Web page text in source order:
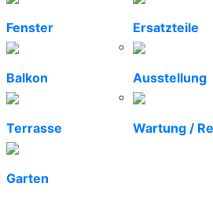
Fenster
Balkon
Terrasse
Garten
Ersatzteile
Ausstellung
Wartung /